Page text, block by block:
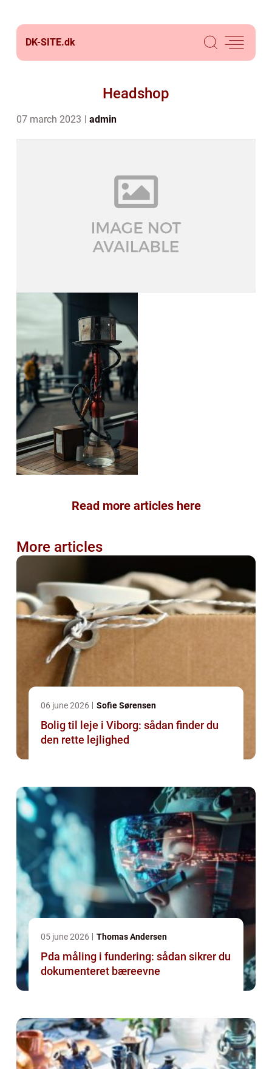
DK-SITE.dk
Headshop
07 march 2023 admin
Read more articles here
More articles
06 june 2026 Sofie Sørensen
Bolig til leje i Viborg: sådan finder du
den rette lejlighed
05 june 2026 Thomas Andersen
Pda måling i fundering: sådan sikrer du
dokumenteret bæreevne